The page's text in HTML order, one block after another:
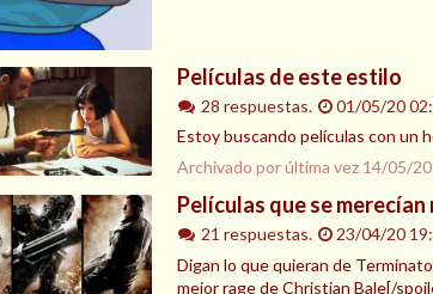
Películas de este estilo
28 respuestas.
01/05/20
Estoy buscando películas con un
Archivado por última vez 14/05/
Películas que se merecían
21 respuestas.
23/04/20
Digan lo que quieran de
mejor rage de Christian Bale[/